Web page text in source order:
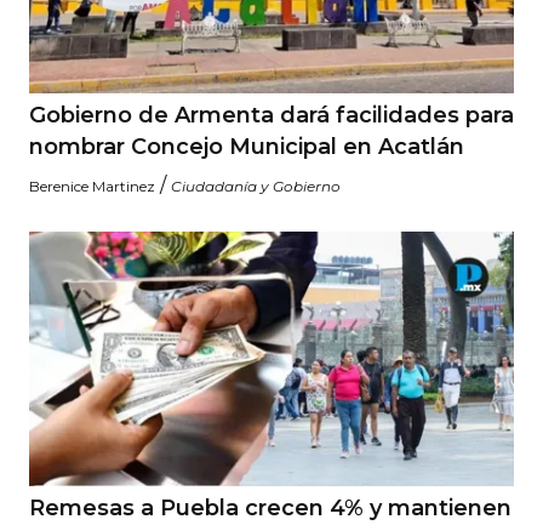
Gobierno de Armenta dará facilidades para
nombrar Concejo Municipal en Acatlán
Berenice Martinez / Ciudadanía y Gobierno
Remesas a Puebla crecen 4% y mantienen